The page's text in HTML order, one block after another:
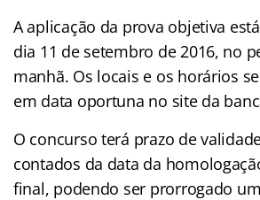
A aplicação da prova objetiva
dia 11 de setembro de 2016, no
manhã. Os locais e os horários
em data oportuna no site da
O concurso terá prazo de
contados da data da
final, podendo ser prorrogado